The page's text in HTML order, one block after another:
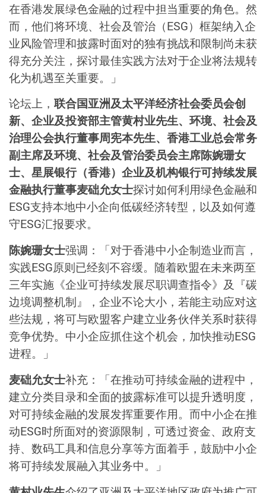
在香港发展绿色金融的过程中担当重要的角色。然
而，他们将环境、社会及管治（ESG）框架纳入企
业风险管理和披露时面对的独有挑战和限制尚未获
得充分关注，探讨最佳实践方法对于企业将法规转
化为机遇至关重要。」
论坛上， 联合国亚洲及太平洋经济社会委员会创
新、企业及投资部主管黄村业先生、环境、社会及
治理公会执行董事周宪本先生、香港工业总会常务
副主席及环境、社会及管治委员会主席陈婉珊女
士、星展银行（香港）企业及机构银行可持续发展
金融执行董事麦础允女士探讨如何利用绿色金融和
ESG支持本地中小企向低碳经济转型，以及如何遵
守ESG汇报要求。
陈婉珊女士强调：「对于香港中小企制造业而言，
实践ESG原则已经刻不容缓。随着欧盟在未来两至
三年实施《企业可持续发展尽职调查指令》及『碳
边境调整机制』，企业不论大小，若能主动应对这
些法规，将可与欧盟客户建立业务伙伴关系时获得
竞争优势。中小企应抓住这个机会，加快推动ESG
进程。」
麦础允女士补充：「在推动可持续金融的进程中，
建立分类目录和全面的披露标准可以提升透明度，
对可持续金融的发展发挥重要作用。而中小企在推
动ESG时所面对的资源限制，可透过资金、政府支
持、数码工具和信息分享等方面着手，鼓励中小企
将可持续发展融入其业务中。」